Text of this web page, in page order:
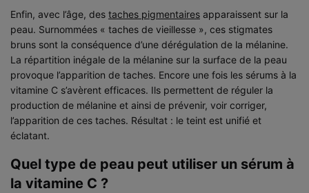
Enfin, avec l’âge, des taches pigmentaires apparaissent sur la
peau. Surnommées « taches de vieillesse », ces stigmates
bruns sont la conséquence d’une dérégulation de la mélanine.
La répartition inégale de la mélanine sur la surface de la peau
provoque l’apparition de taches. Encore une fois les sérums à la
vitamine C s’avèrent efficaces. Ils permettent de réguler la
production de mélanine et ainsi de prévenir, voir corriger,
l’apparition de ces taches. Résultat : le teint est unifié et
éclatant.
Quel type de peau peut utiliser un sérum à
la vitamine C ?